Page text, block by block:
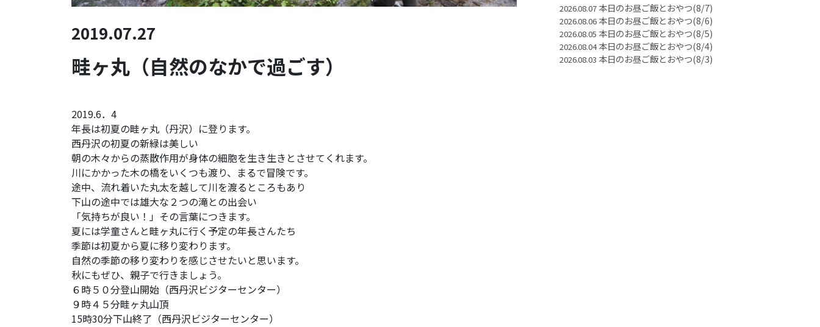
2019.07.27
畦ヶ丸（自然のなかで過ごす）
2019.6．4
年長は初夏の畦ヶ丸（丹沢）に登ります。
西丹沢の初夏の新緑は美しい
朝の木々からの蒸散作用が身体の細胞を生き生きとさせてくれます。
川にかかった木の橋をいくつも渡り、まるで冒険です。
途中、流れ着いた丸太を越して川を渡るところもあり
下山の途中では雄大な２つの滝との出会い
「気持ちが良い！」その言葉につきます。
夏には学童さんと畦ヶ丸に行く予定の年長さんたち
季節は初夏から夏に移り変わります。
自然の季節の移り変わりを感じさせたいと思います。
秋にもぜひ、親子で行きましょう。
６時５０分登山開始（西丹沢ビジターセンター）
９時４５分畦ヶ丸山頂
15時30分下山終了（西丹沢ビジターセンター）
2026.08.07本日のお昼ご飯とおやつ(8/7)
2026.08.06本日のお昼ご飯とおやつ(8/6)
2026.08.05 本日のお昼ご飯とおやつ(8/5)
2026.08.04本日のお昼ご飯とおやつ(8/4)
2026.08.03 本日のお昼ご飯とおやつ(8/3)